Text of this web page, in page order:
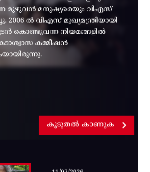
മുഴുവൻ മനുഷ്യരെയും വിഎസ്
2006 ൽ വിഎസ് മുഖ്യമന്ത്രിയായി
കൊണ്ടുവന്ന നിയമങ്ങളിൽ
കമ്മീഷൻ
കൂടുതൽ കാണുക